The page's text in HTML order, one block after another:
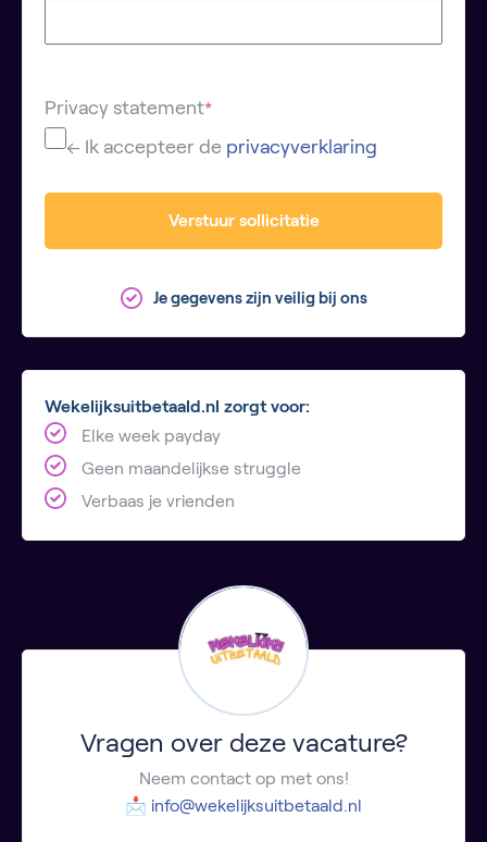
Privacy statement*
← Ik accepteer de privacyverklaring
Verstuur sollicitatie
Je gegevens zijn veilig bij ons
Wekelijksuitbetaald.nl zorgt voor:
Elke week payday
Geen maandelijkse struggle
Verbaas je vrienden
Vragen over deze vacature?
Neem contact op met ons!
📩 info@wekelijksuitbetaald.nl